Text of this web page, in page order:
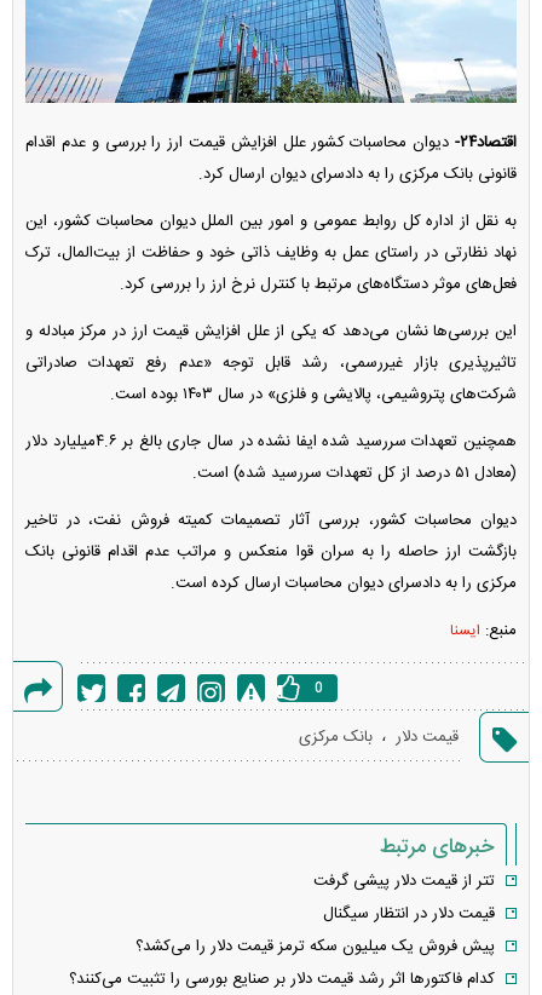
اقتصاد۲۴-
دیوان محاسبات کشور علل افزایش قیمت ارز را بررسی و عدم اقدام
قانونی بانک مرکزی را به دادسرای دیوان ارسال کرد.
به نقل از اداره کل روابط عمومی و امور بین الملل دیوان محاسبات کشور، این
نهاد نظارتی در راستای عمل به وظایف ذاتی خود و حفاظت از بیت‌المال، ترک
فعل‌های موثر دستگاه‌های مرتبط با کنترل نرخ ارز را بررسی کرد.
این بررسی‌ها نشان می‌دهد که یکی از علل افزایش قیمت ارز در مرکز مبادله و
تاثیرپذیری بازار غیررسمی، رشد قابل توجه «عدم رفع تعهدات صادراتی
شرکت‌های پتروشیمی، پالایشی و فلزی» در سال ۱۴۰۳ بوده است.
همچنین تعهدات سررسید شده ایفا نشده در سال جاری بالغ بر ۴.۶میلیارد دلار
(معادل ۵۱ درصد از کل تعهدات سررسید شده) است.
دیوان محاسبات کشور، بررسی آثار تصمیمات کمیته فروش نفت، در تاخیر
بازگشت ارز حاصله را به سران قوا منعکس و مراتب عدم اقدام قانونی بانک
مرکزی را به دادسرای دیوان محاسبات ارسال کرده است.
منبع: ایسنا
خطا
0
قیمت دلار ، بانک مرکزی
خبرهای مرتبط
تتر از قیمت دلار پیشی گرفت
قیمت دلار در انتظار سیگنال
پیش فروش یک میلیون سکه ترمز قیمت دلار را می‌کشد؟
کدام فاکتورها اثر رشد قیمت دلار بر صنایع بورسی را تثبیت می‌کنند؟